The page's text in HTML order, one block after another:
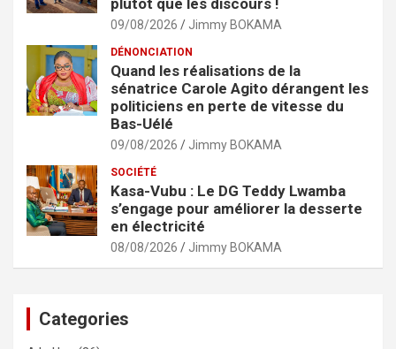
09/08/2026 Jimmy BOKAMA
DÉNONCIATION
Quand les réalisations de la
sénatrice Carole Agito dérangent les
politiciens en perte de vitesse du
Bas-Uélé
09/08/2026 Jimmy BOKAMA
SOCIÉTÉ
Kasa-Vubu : Le DG Teddy Lwamba
s’engage pour améliorer la desserte
en électricité
08/08/2026 Jimmy BOKAMA
Categories